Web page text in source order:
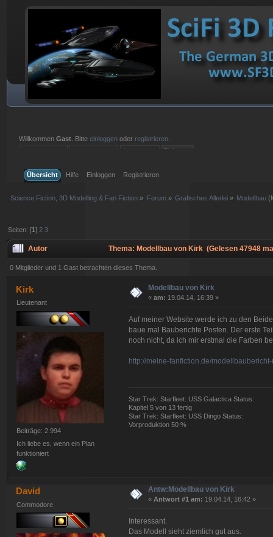
WillkommenGast . Bitteeinloggen oder registrieren
Übersicht
Hilfe Einloggen Registrieren
Science Fiction, 3D Modelling & Fan Fiction » Forum» Grafisches Allerlei » Modellbau
Seiten: [1] 2 3
Autor Thema: Modellbau von Kirk (Gelesen 47948
0 Mitglieder und 1 Gast betrachten dieses Thema.
Kirk
Lieutenant
Beiträge: 2.994
Ich liebe es, wenn ein Plan
funktioniert
Modellbau von Kirk
«am: 19.04.14, 16:39 »
Auf meiner Website werde ich zu den
baue mal Bauberichte Posten. Der erste
noch nicht, da ich mir erstmal die Farben
http://meine-fanfiction.de/
Star Trek: Starfleet: USS Galactica Status:
Kapitel 5 von 13 fertig
Star Trek: Starfleet: USS Dingo Status:
Vorproduktion 50 %
David
Commodore
Antw:Modellbau von Kirk
« Antwort #1 am: 19.04.14, 16:42 »
Interessant.
Das Modell sieht ziemlich gut aus.